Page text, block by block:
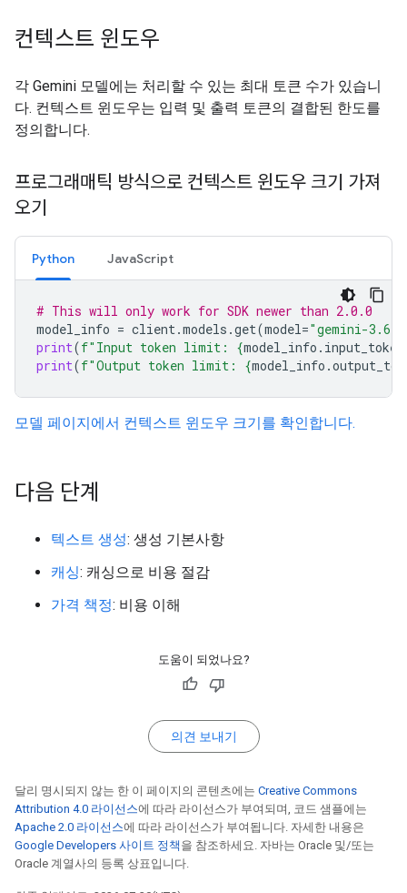
컨텍스트 윈도우
각 Gemini 모델에는 처리할 수 있는 최대 토큰 수가 있습니
다. 컨텍스트 윈도우는 입력 및 출력 토큰의 결합된 한도를
정의합니다.
프로그래매틱 방식으로 컨텍스트 윈도우 크기 가져
오기
Python JavaScript
# This will only work for SDK newer than 2.0.0
model_info = client.models .get(model="gemini-3.6-
print(f"Input token limit: {model_info .
print(f"Output token limit: {model_info .
모델 페이지에서 컨텍스트 윈도우 크기를 확인합니다.
다음 단계
텍스트 생성: 생성 기본사항
캐싱: 캐싱으로 비용 절감
가격 책정: 비용 이해
도움이 되었나요?
의견 보내기
달리 명시되지 않는 한 이 페이지의 콘텐츠에는 Creative Commons
Attribution 4.0 라이선스에 따라 라이선스가 부여되며, 코드 샘플에는
Apache 2.0 라이선스에 따라 라이선스가 부여됩니다. 자세한 내용은
Google Developers 사이트 정책 을 참조하세요. 자바는 Oracle 및/또는
Oracle 계열사의 등록 상표입니다.